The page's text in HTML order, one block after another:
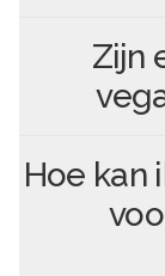
Zijn
Hoe kan